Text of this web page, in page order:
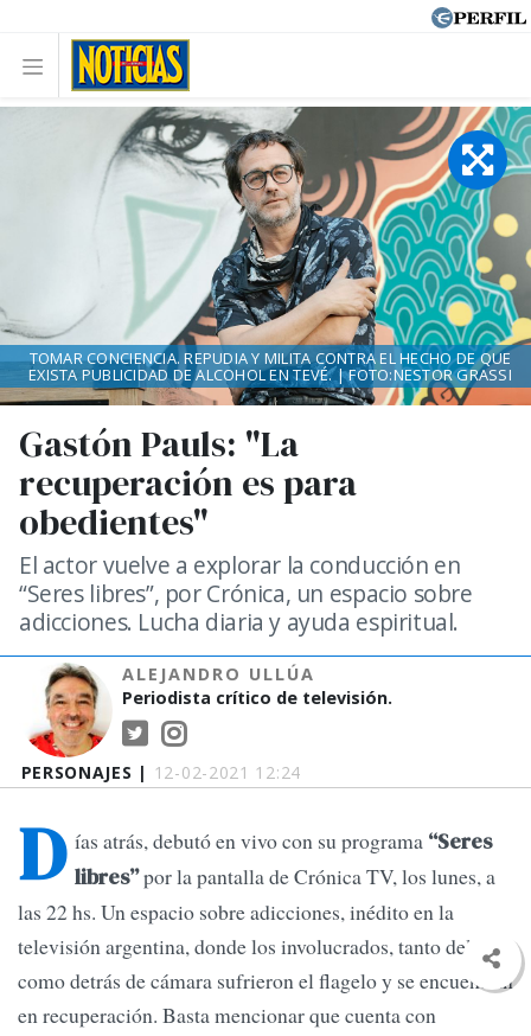
PERSONAJES | 12-02-2021 12:24
Gastón Pauls: "La
recuperación es para
obedientes"
El actor vuelve a explorar la conducción en
“Seres libres”, por Crónica, un espacio sobre
adicciones. Lucha diaria y ayuda espiritual.
ALEJANDRO ULLÚA
Periodista crítico de televisión.
TOMAR CONCIENCIA. REPUDIA Y MILITA CONTRA EL HECHO DE QUE
EXISTA PUBLICIDAD DE ALCOHOL EN TEVÉ. | FOTO:NESTOR GRASSI
D ías atrás, debutó en vivo con su programa “Seres
libres”por la pantalla de Crónica TV, los lunes, a
las 22 hs. Un espacio sobre adicciones, inédito en la
televisión argentina, donde los involucrados, tanto delante
como detrás de cámara sufrieron el flagelo y se encuentran
en recuperación. Basta mencionar que cuenta con